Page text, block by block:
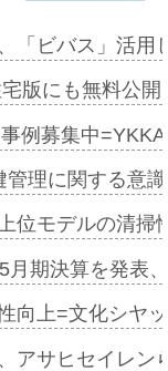
「ビバス」活
版にも無料公
事例募集中
管理に関する意
位モデルの清
月期決算を発表
向上=文化シヤ
アサヒセイレ